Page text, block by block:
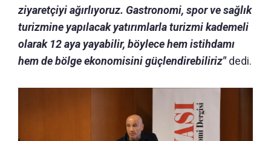
ziyaretçiyi ağırlıyoruz. Gastronomi, spor ve sağlık
turizmine yapılacak yatırımlarla turizmi kademeli
olarak 12 aya yayabilir, böylece hem istihdamı
hem de bölge ekonomisini güçlendirebiliriz"dedi.